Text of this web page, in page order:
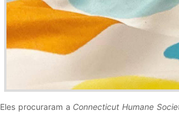
Eles procuraram a Connecticut Humane